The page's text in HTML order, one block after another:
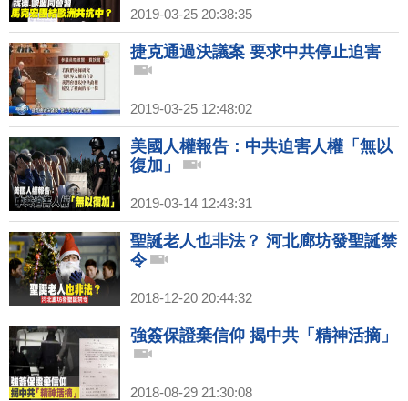
2019-03-25 20:38:35
捷克通過決議案 要求中共停止迫害
2019-03-25 12:48:02
美國人權報告：中共迫害人權「無以
復加」
2019-03-14 12:43:31
聖誕老人也非法？ 河北廊坊發聖誕禁
令
2018-12-20 20:44:32
強簽保證棄信仰 揭中共「精神活摘」
2018-08-29 21:30:08